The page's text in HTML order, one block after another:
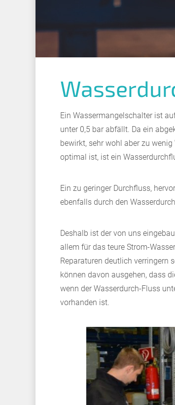
Ein Wassermangelschalter ist
unter 0,5 bar abfällt. Da ein
bewirkt, sehr wohl aber zu
optimal ist, ist ein
Ein zu geringer Durchfluss,
ebenfalls durch den
Deshalb ist der von uns
allem für das teure Strom-
Reparaturen deutlich verringern
können davon ausgehen, dass
wenn der Wasserdurch-Fluss
vorhanden ist.